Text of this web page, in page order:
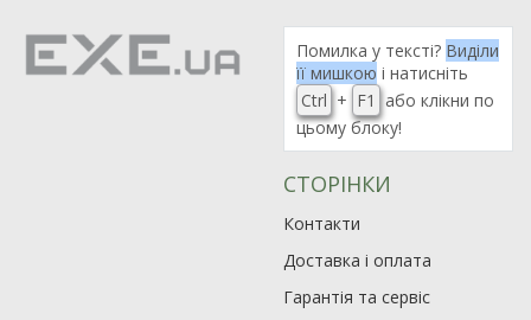
Помилка у тексті? Виділи
її мишкою і натисніть
Ctrl + F1
або клікни по
цьому блоку!
СТОРІНКИ
Контакти
Доставка і оплата
Гарантія та сервіс